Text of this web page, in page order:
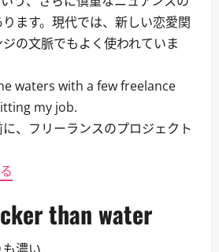
ます。現代では、新しい恋愛関
の文脈でもよく使われていま
waters with a few freelance
my job.
に、フリーランスのプロジェクト
than water